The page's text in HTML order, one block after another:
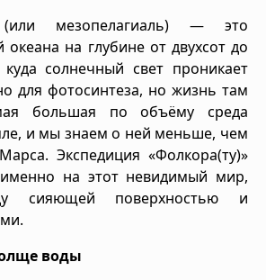
мезопелагиаль) — это
океана на глубине от двухсот до
солнечный свет проникает
для фотосинтеза, но жизнь там
большая по объёму среда
и мы знаем о ней меньше, чем
Экспедиция «Фолкора(ту)»
на этот невидимый мир,
сияющей поверхностью и
воды